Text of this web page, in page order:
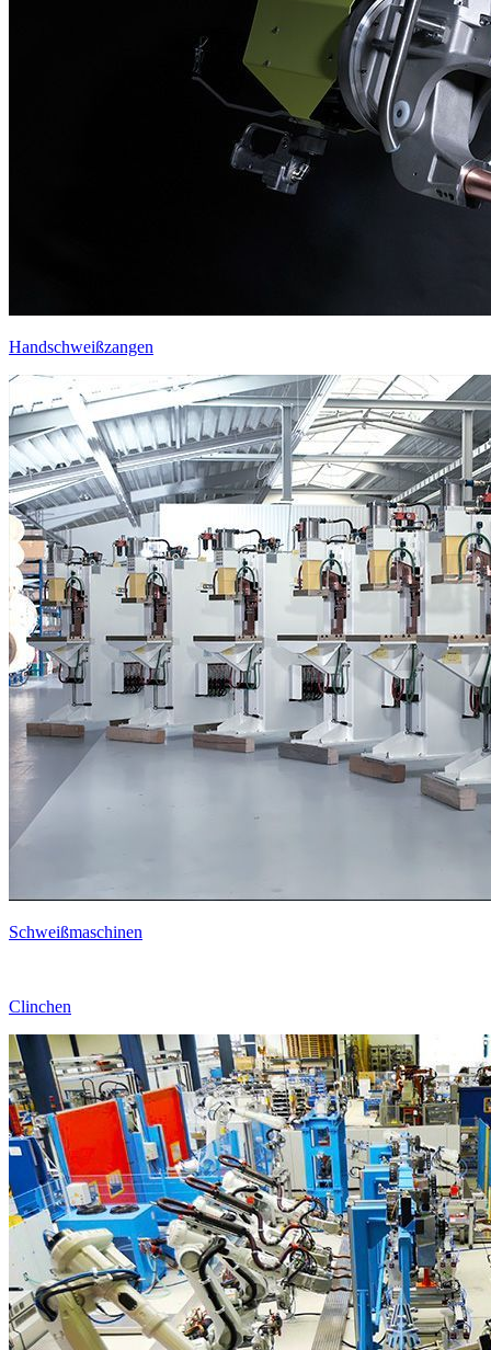
Handschweißzangen
Schweißmaschinen
Clinchen